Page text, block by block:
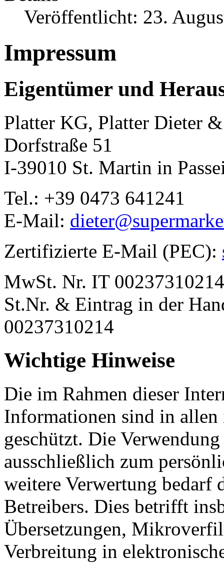
Veröffentlicht: 23.
Impressum
Eigentümer und
Platter KG, Platter Dieter
Dorfstraße 51
I-39010 St. Martin in
Tel.: +39 0473 641241
E-Mail:
Zertifizierte E-Mail (PEC):
MwSt. Nr. IT 00237310214
St.Nr. & Eintrag in der
00237310214
Wichtige Hinweise
Die im Rahmen dieser
Informationen sind in
geschützt. Die
ausschließlich zum
weitere Verwertung bedarf
Betreibers. Dies betrifft
Übersetzungen,
Verbreitung in